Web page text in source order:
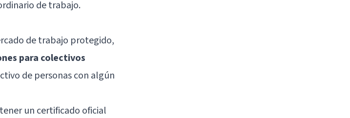
de trabajo.
de trabajo protegido,
para colectivos
de personas con algún
un certificado oficial